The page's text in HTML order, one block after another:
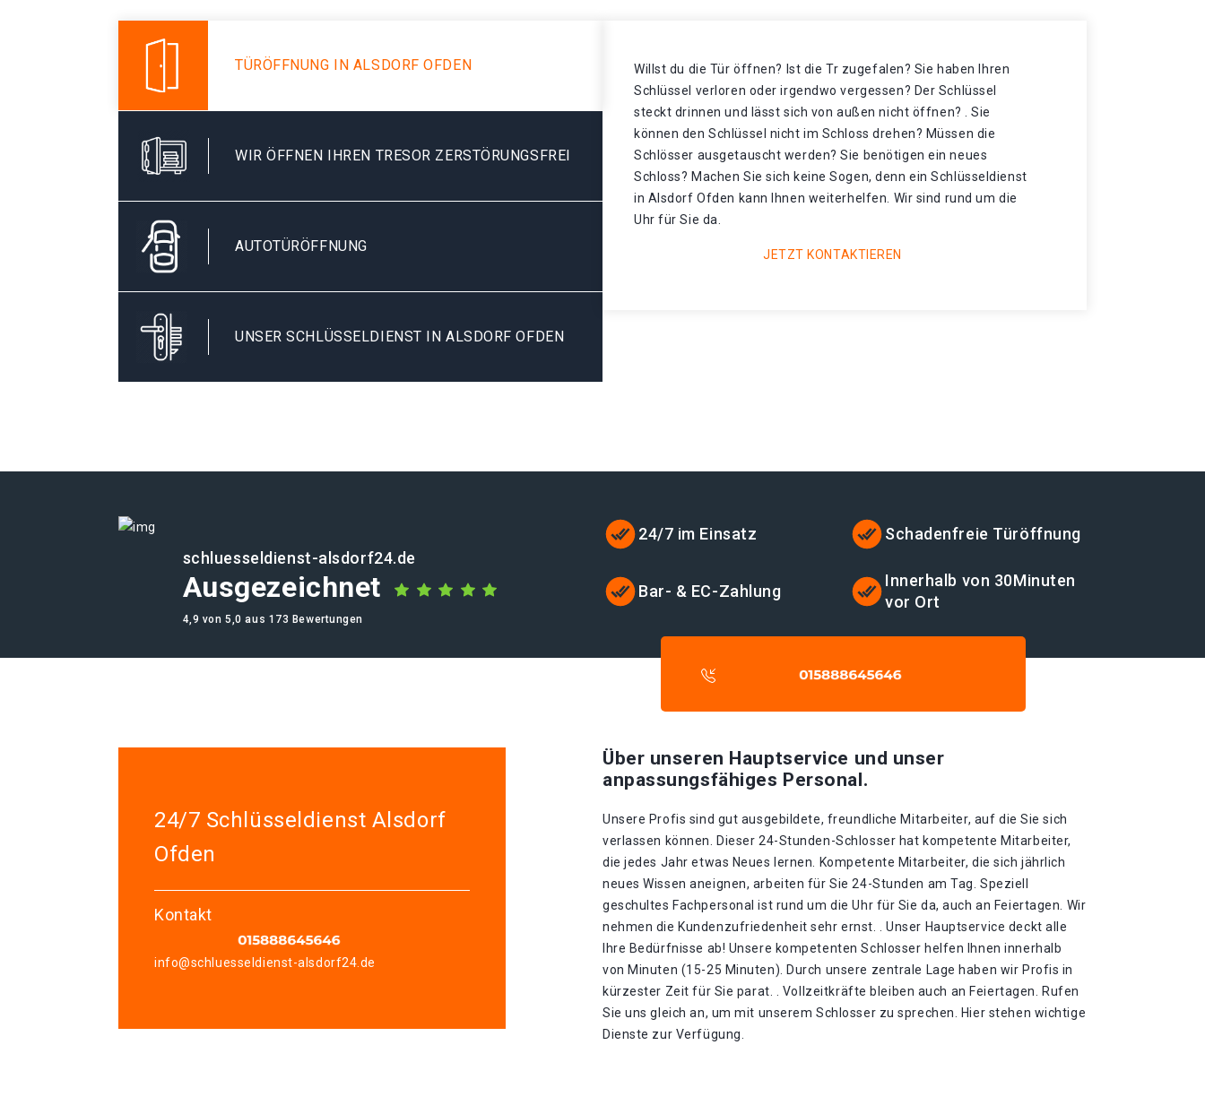
TÜRÖFFNUNG IN ALSDORF OFDEN
WIR ÖFFNEN IHREN TRESOR ZERSTÖRUNGSFREI
AUTOTÜRÖFFNUNG
UNSER SCHLÜSSELDIENST IN ALSDORF OFDEN
Willst du die Tür öffnen? Ist die Tr zugefalen? Sie haben Ihren
Schlüssel verloren oder irgendwo vergessen? Der Schlüssel
steckt drinnen und lässt sich von außen nicht öffnen? . Sie
können den Schlüssel nicht im Schloss drehen? Müssen die
Schlösser ausgetauscht werden? Sie benötigen ein neues
Schloss? Machen Sie sich keine Sogen, denn ein Schlüsseldienst
in Alsdorf Ofden kann Ihnen weiterhelfen. Wir sind rund um die
Uhr für Sie da.
JETZT KONTAKTIEREN
schluesseldienst-alsdorf24.de
Ausgezeichnet
4,9 von 5,0 aus 173 Bewertungen
24/7 im Einsatz Schadenfreie Türöffnung
Bar- & EC-Zahlung
Innerhalb von 30Minuten
vor Ort
24/7 Schlüsseldienst Alsdorf
Ofden
Kontakt
info@schluesseldienst-alsdorf24.de
Über unseren Hauptservice und unser
anpassungsfähiges Personal.
Unsere Profis sind gut ausgebildete, freundliche Mitarbeiter, auf die Sie sich
verlassen können. Dieser 24-Stunden-Schlosser hat kompetente Mitarbeiter,
die jedes Jahr etwas Neues lernen. Kompetente Mitarbeiter, die sich jährlich
neues Wissen aneignen, arbeiten für Sie 24-Stunden am Tag. Speziell
geschultes Fachpersonal ist rund um die Uhr für Sie da, auch an Feiertagen. Wir
nehmen die Kundenzufriedenheit sehr ernst. . Unser Hauptservice deckt alle
Ihre Bedürfnisse ab! Unsere kompetenten Schlosser helfen Ihnen innerhalb
von Minuten (15-25 Minuten). Durch unsere zentrale Lage haben wir Profis in
kürzester Zeit für Sie parat. . Vollzeitkräfte bleiben auch an Feiertagen. Rufen
Sie uns gleich an, um mit unserem Schlosser zu sprechen. Hier stehen wichtige
Dienste zur Verfügung.